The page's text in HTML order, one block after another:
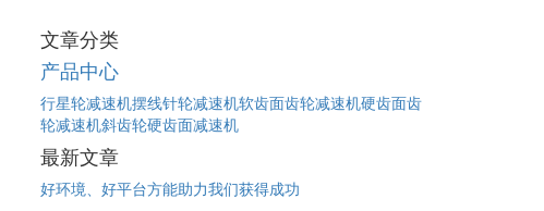
文章分类
产品中心
行星轮减速机摆线针轮减速机软齿面齿轮减速机硬齿面齿
轮减速机斜齿轮硬齿面减速机
最新文章
好环境、好平台方能助力我们获得成功